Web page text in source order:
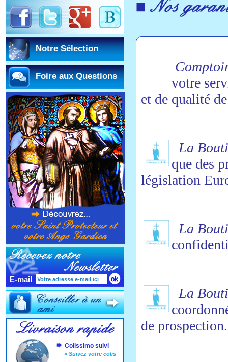
Notre Sélection
Foire aux Questions
E-mail
Colissimo suivi
>Suivez votre colis
votre
et de qualité
La
que des
législation
La
La
de prospection.